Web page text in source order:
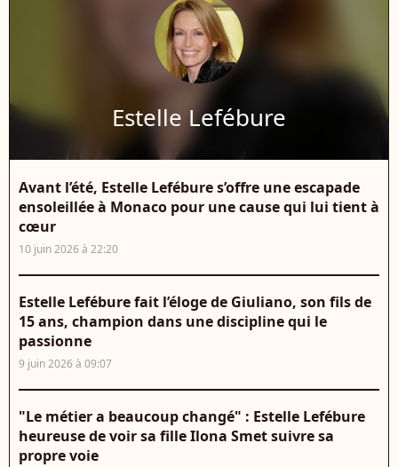
Estelle Lefébure
Avant l’été, Estelle Lefébure s’offre une escapade
ensoleillée à Monaco pour une cause qui lui tient à
cœur
10 juin 2026 à 22:20
Estelle Lefébure fait l’éloge de Giuliano, son fils de
15 ans, champion dans une discipline qui le
passionne
9 juin 2026 à 09:07
"Le métier a beaucoup changé" : Estelle Lefébure
heureuse de voir sa fille Ilona Smet suivre sa
propre voie